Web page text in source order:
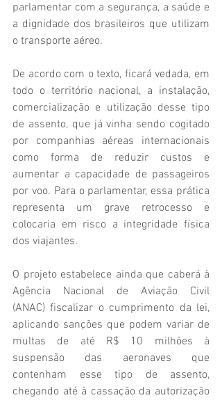
parlamentar com a segurança, a saúde e
a dignidade dos brasileiros que utilizam
o transporte aéreo.
De acordo com o texto, ficará vedada, em
todo o território nacional, a instalação,
comercialização e utilização desse tipo
de assento, que já vinha sendo cogitado
por companhias aéreas internacionais
como forma de reduzir custos e
aumentar a capacidade de passageiros
por voo. Para o parlamentar, essa prática
representa um grave retrocesso e
colocaria em risco a integridade física
dos viajantes.
O projeto estabelece ainda que caberá à
Agência Nacional de Aviação Civil
(ANAC) fiscalizar o cumprimento da lei,
aplicando sanções que podem variar de
multas de até R$ 10 milhões à
suspensão das aeronaves que
contenham esse tipo de assento,
chegando até à cassação da autorização